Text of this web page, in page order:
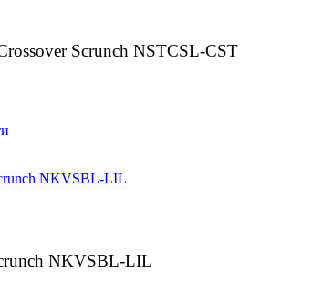
Scrunch NSTCSL-CST
NKVSBL-LIL